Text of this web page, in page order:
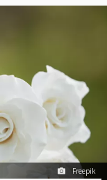
Freepik